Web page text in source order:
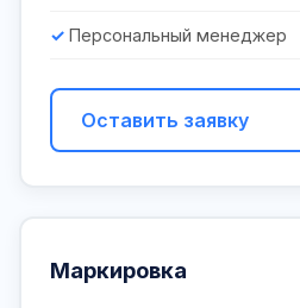
Персональный менеджер
Оставить заявку
Маркировка